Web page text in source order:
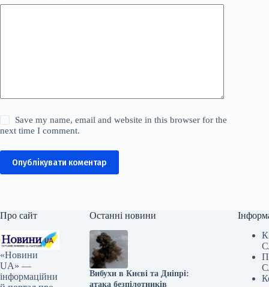
Save my name, email and website in this browser for the
next time I comment.
Опублікувати коментар
Про сайт
«Новини
UA» —
інформаційни
Останні новини
Вибухи в Києві та Дніпрі:
атака безпілотників